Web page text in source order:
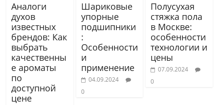
Аналоги
духов
известных
брендов: Как
выбрать
качественны
е ароматы
по
доступной
цене
Шариковые
упорные
подшипники
:
Особенности
и
применение
04.09.2024
0
Полусухая
стяжка пола
в Москве:
особенности
технологии и
цены
07.09.2024
0